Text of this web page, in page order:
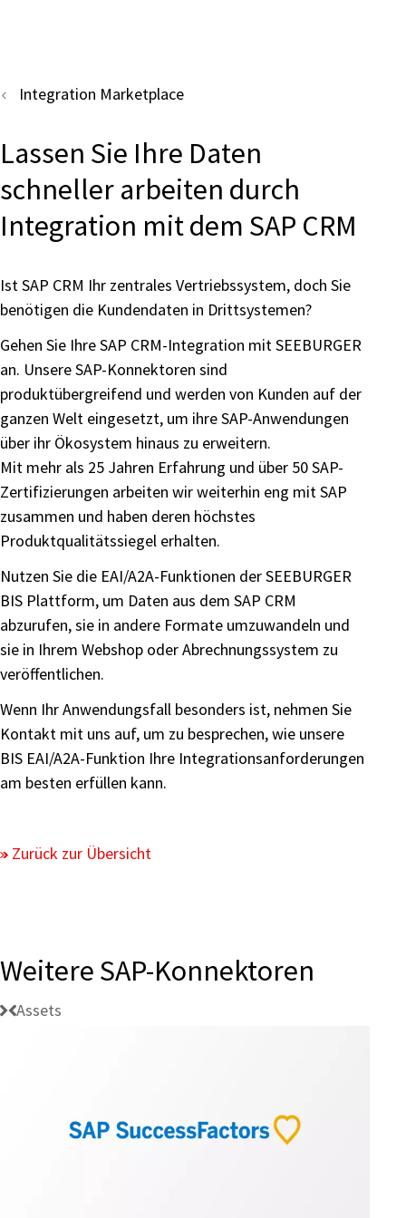
Integration Marketplace
Lassen Sie Ihre Daten
schneller arbeiten durch
Integration mit dem SAP CRM
Ist SAP CRM Ihr zentrales Vertriebssystem, doch Sie
benötigen die Kundendaten in Drittsystemen?
Gehen Sie Ihre SAP CRM-Integration mit SEEBURGER
an. Unsere SAP-Konnektoren sind
produktübergreifend und werden von Kunden auf der
ganzen Welt eingesetzt, um ihre SAP-Anwendungen
über ihr Ökosystem hinaus zu erweitern.
Mit mehr als 25 Jahren Erfahrung und über 50 SAP-
Zertifizierungen arbeiten wir weiterhin eng mit SAP
zusammen und haben deren höchstes
Produktqualitätssiegel erhalten.
Nutzen Sie die EAI/A2A-Funktionen der SEEBURGER
BIS Plattform, um Daten aus dem SAP CRM
abzurufen, sie in andere Formate umzuwandeln und
sie in Ihrem Webshop oder Abrechnungssystem zu
veröffentlichen.
Wenn Ihr Anwendungsfall besonders ist, nehmen Sie
Kontakt mit uns auf, um zu besprechen, wie unsere
BIS EAI/A2A-Funktion Ihre Integrationsanforderungen
am besten erfüllen kann.
Zurück zur Übersicht
Weitere SAP-Konnektoren
Assets
Konnektivität: